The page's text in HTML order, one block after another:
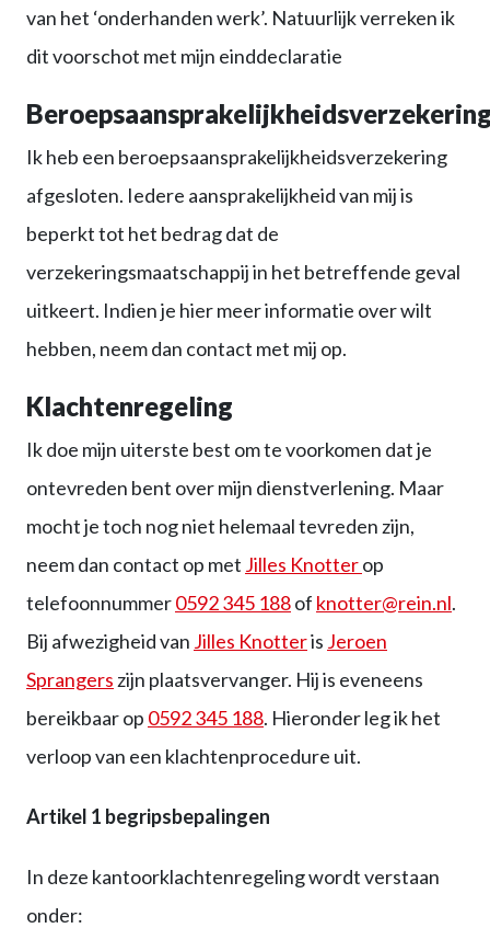
van het ‘onderhanden werk’. Natuurlijk verreken ik
dit voorschot met mijn einddeclaratie
Ik heb een beroepsaansprakelijkheidsverzekering
afgesloten. Iedere aansprakelijkheid van mij is
beperkt tot het bedrag dat de
verzekeringsmaatschappij in het betreffende geval
uitkeert. Indien je hier meer informatie over wilt
hebben, neem dan contact met mij op.
Klachtenregeling
Ik doe mijn uiterste best om te voorkomen dat je
ontevreden bent over mijn dienstverlening. Maar
mocht je toch nog niet helemaal tevreden zijn,
neem dan contact op met Jilles Knotterop
telefoonnummer0592 345 188of knotter@rein.nl.
Bij afwezigheid van Jilles Knotteris Jeroen
Sprangers zijn plaatsvervanger. Hij is eveneens
bereikbaar op 0592 345 188. Hieronder leg ik het
verloop van een klachtenprocedure uit.
Artikel 1 begripsbepalingen
In deze kantoorklachtenregeling wordt verstaan
onder: